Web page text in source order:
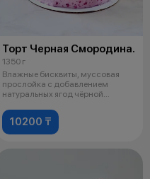
Торт Черная Смородина.
1350 г
Влажные бисквиты, муссовая
прослойка с добавлением
натуральных ягод чёрной
10200 ₸